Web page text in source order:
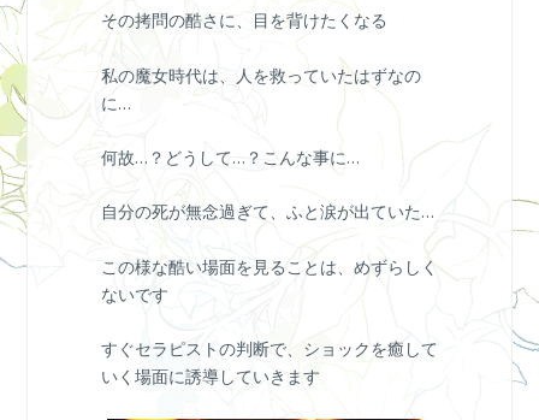
その拷問の酷さに、目を背けたくなる
私の魔女時代は、人を救っていたはずなの
に…
何故…？どうして…？こんな事に…
自分の死が無念過ぎて、ふと涙が出ていた…
この様な酷い場面を見ることは、めずらしく
ないです
すぐセラピストの判断で、ショックを癒して
いく場面に誘導していきます